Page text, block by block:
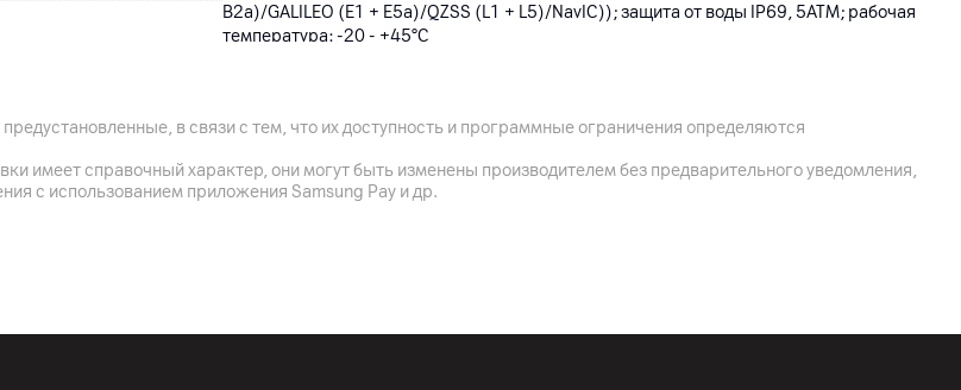
B2a)/GALILEO (E1 + E5a)/QZSS (L1 + L5)/NavIC)); защита от воды IP69, 5ATM; рабочая
температура: -20 - +45°C
Размер корпуса: 41.3 x 41.3 x 9.99 мм; ширина ремешка: 18 мм, обхват запястья:
в связи с тем, что их доступность и программные ограничения определяются
имеет справочный характер, они могут быть изменены производителем без предварительного уведомления,
с использованием приложения Samsung Pay и др.